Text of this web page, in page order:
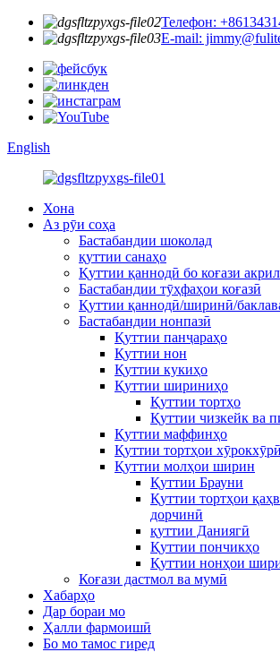
Телефон:
E-mail:
English
Хона
Аз рӯи соҳа
Бастабандии шоколад
қуттии санаҳо
Қуттии қаннодӣ бо коғази
Бастабандии тӯҳфаҳои коғазӣ
Қуттии қаннодӣ/ширинӣ/
Бастабандии нонпазӣ
Қуттии панҷараҳо
Қуттии нон
Қуттии кукиҳо
Қуттии шириниҳо
Қуттии тортҳо
Қуттии чизкейк ва
Қуттии маффинҳо
Қуттии тортҳои хӯрокхӯрӣ
Қуттии молҳои ширин
Қуттии Брауни
Қуттии тортҳои
дорчинӣ
қуттии Даниягӣ
Қуттии пончикҳо
Қуттии нонҳои
Коғази дастмол ва мумӣ
Хабарҳо
Дар бораи мо
Ҳалли фармоишӣ
Бо мо тамос гиред